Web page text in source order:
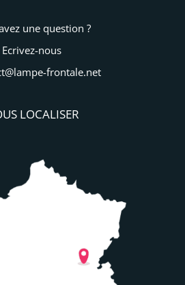
une question ?
Ecrivez-nous
frontale.net
LOCALISER